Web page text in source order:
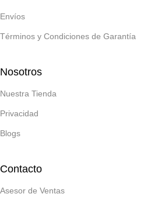
Envíos
Términos y Condiciones de Garantía
Nosotros
Nuestra Tienda
Privacidad
Blogs
Contacto
Asesor de Ventas